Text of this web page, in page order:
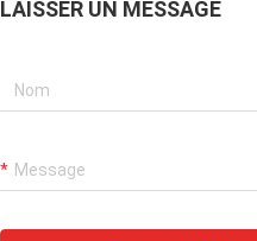
LAISSER UN MESSAGE